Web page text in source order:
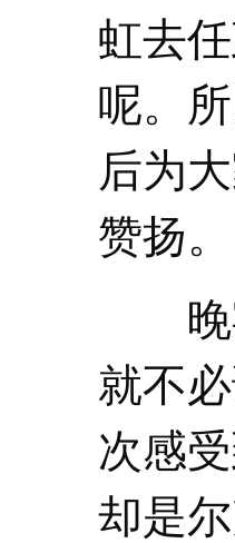
虹去
呢。
后为
赞扬。
就不
次感
却是